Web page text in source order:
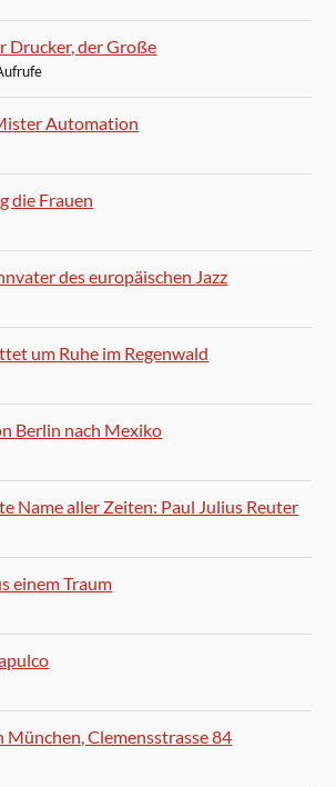
Drucker, der Große
Automation
die Frauen
des europäischen Jazz
um Ruhe im Regenwald
Berlin nach Mexiko
Name aller Zeiten: Paul Julius Reuter
einem Traum
München, Clemensstrasse 84